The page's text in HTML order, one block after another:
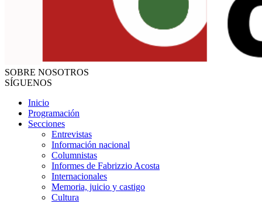
SOBRE NOSOTROS
SÍGUENOS
Inicio
Programación
Secciones
Entrevistas
Información nacional
Columnistas
Informes de Fabrizzio Acosta
Internacionales
Memoria, juicio y castigo
Cultura